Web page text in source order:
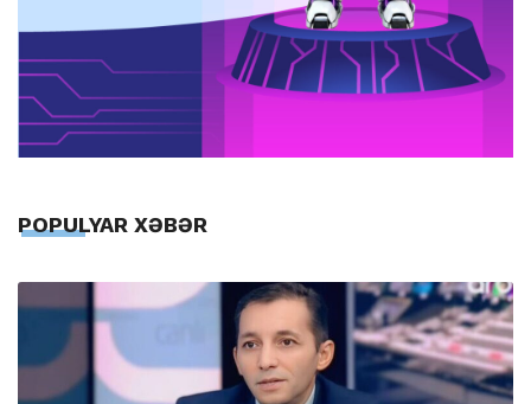
POPULYAR XƏBƏR